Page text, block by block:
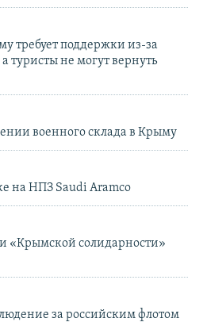
требует поддержки из-за
туристы не могут вернуть
военного склада в Крыму
на НПЗ Saudi Aramco
«Крымской солидарности»
за российским флотом